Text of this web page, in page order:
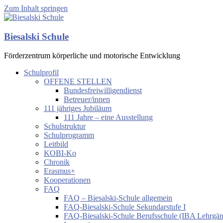
Zum Inhalt springen
Biesalski Schule
Förderzentrum körperliche und motorische Entwicklung
Schulprofil
OFFENE STELLEN
Bundesfreiwilligendienst
Betreuer/innen
111 jähriges Jubiläum
111 Jahre – eine Ausstellung
Schulstruktur
Schulprogramm
Leitbild
KOBI-Ko
Chronik
Erasmus+
Kooperationen
FAQ
FAQ – Biesalski-Schule allgemein
FAQ-Biesalski-Schule Sekundarstufe I
FAQ-Biesalski-Schule Berufsschule (IBA